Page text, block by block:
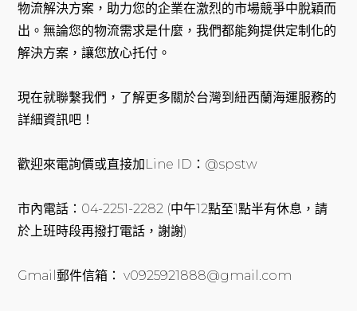
物流解決方案，助力您的企業在激烈的市場競爭中脫穎而
出。無論您的物流需求是什麼，我們都能夠提供定制化的
解決方案，讓您放心托付。
現在就聯繫我們，了解更多關於台灣到紐西蘭海運服務的
詳細資訊吧！
歡迎來電詢價或直接加Line ID：@spstw
市內電話：04-2251-2282 (中午12點至1點半有休息，請
於上班時段再撥打電話，謝謝)
Gmail郵件信箱： v0925921888@gmail.com